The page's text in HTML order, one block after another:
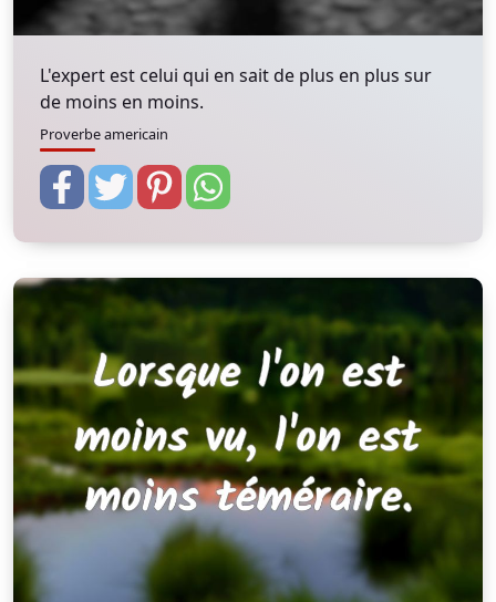
L'expert est celui qui en sait de plus en plus sur
de moins en moins.
Proverbe americain